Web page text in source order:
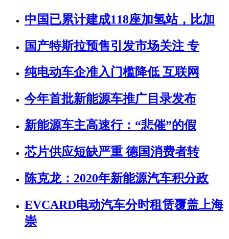
中国已累计建成118座加氢站，比加
国产特斯拉预售引发市场关注 专
纯电动车企准入门槛降低 互联网
今年首批新能源车推广目录发布
新能源车主高速行：“悲催”的假
芯片供应短缺严重 德国消费者转
陈克龙：2020年新能源汽车积分政
EVCARD电动汽车分时租赁覆盖上海
崇